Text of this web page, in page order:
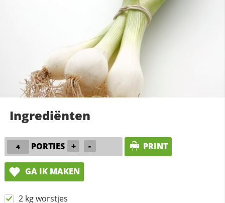
Ingrediënten
PORTIES + - PRINT
GA IK MAKEN
2 kg worstjes